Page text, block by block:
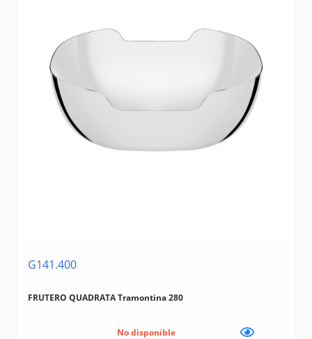
G141.400
FRUTERO QUADRATA Tramontina 280
No disponible